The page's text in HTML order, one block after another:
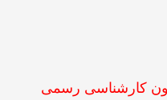
کارشناسی رسمی